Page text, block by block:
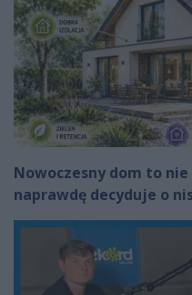
Nowoczesny dom to
naprawdę decyduje o